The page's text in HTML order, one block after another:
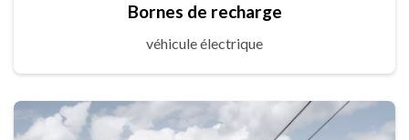
Bornes de recharge
véhicule électrique